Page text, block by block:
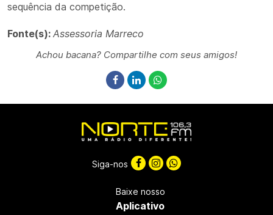
sequência da competição.
Fonte(s): Assessoria Marreco
Achou bacana? Compartilhe com seus amigos!
Siga-nos
Baixe nosso
Aplicativo